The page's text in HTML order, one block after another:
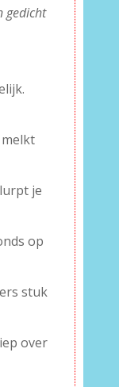
gedicht
je
op
stuk
over